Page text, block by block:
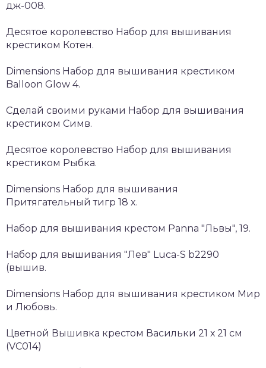
дж-008.
Десятое королевство Набор для вышивания
крестиком Котен.
Dimensions Набор для вышивания крестиком
Balloon Glow 4.
Сделай своими руками Набор для вышивания
крестиком Симв.
Десятое королевство Набор для вышивания
крестиком Рыбка.
Dimensions Набор для вышивания
Притягательный тигр 18 x.
Набор для вышивания крестом Panna "Львы", 19.
Набор для вышивания "Лев" Luca-S b2290
(вышив.
Dimensions Набор для вышивания крестиком Мир
и Любовь.
Цветной Вышивка крестом Васильки 21 х 21 см
(VC014)